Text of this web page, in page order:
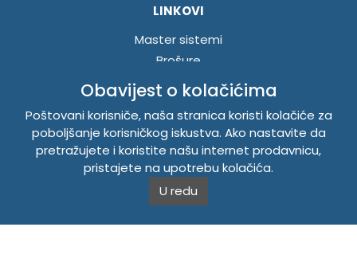
LINKOVI
Master sistemi
Brošure
Akcije
INFORMACIJE
Politika o kolačićima
Uslovi korištenja
Politika privatnosti
Obavijest o kolačićima
Poštovani korisniče, naša stranica koristi kolačiće za
poboljšanje korisničkog iskustva. Ako nastavite da
pretražujete i koristite našu internet prodavnicu,
pristajete na upotrebu kolačića.
U redu